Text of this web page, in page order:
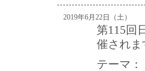
2019年6月22日（土）
第115回
催されま
テーマ